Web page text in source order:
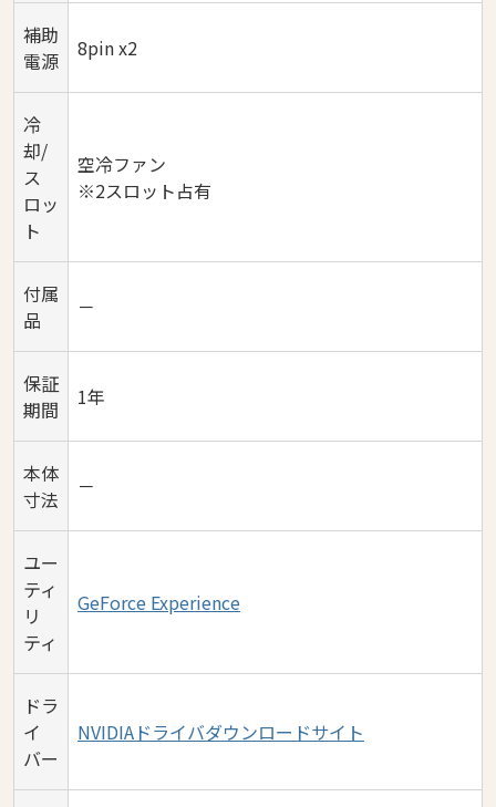
補助
電源
8pin x2
冷
却/
ス
ロッ
ト
空冷ファン
※2スロット占有
付属
品
－
保証
期間
1年
本体
寸法
－
ユー
ティ
リ
ティ
GeForce Experience
ドラ
イ
バー
NVIDIAドライバダウンロードサイト